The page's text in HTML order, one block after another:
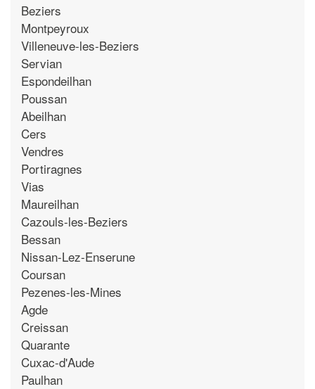
Beziers
Montpeyroux
Villeneuve-les-Beziers
Servian
Espondeilhan
Poussan
Abeilhan
Cers
Vendres
Portiragnes
Vias
Maureilhan
Cazouls-les-Beziers
Bessan
Nissan-Lez-Enserune
Coursan
Pezenes-les-Mines
Agde
Creissan
Quarante
Cuxac-d'Aude
Paulhan